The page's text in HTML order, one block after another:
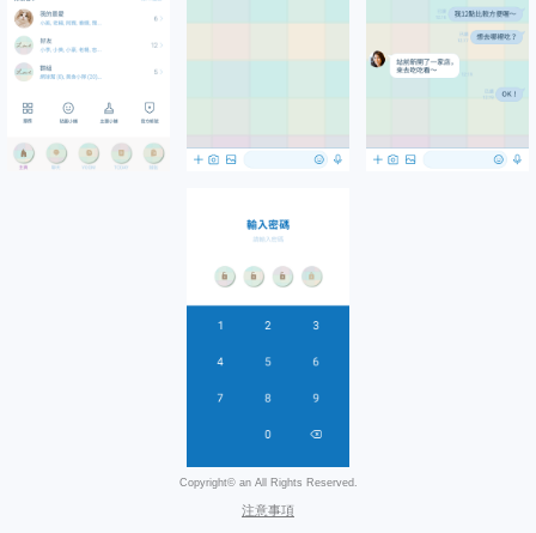
Copyright© an All Rights Reserved.
注意事項